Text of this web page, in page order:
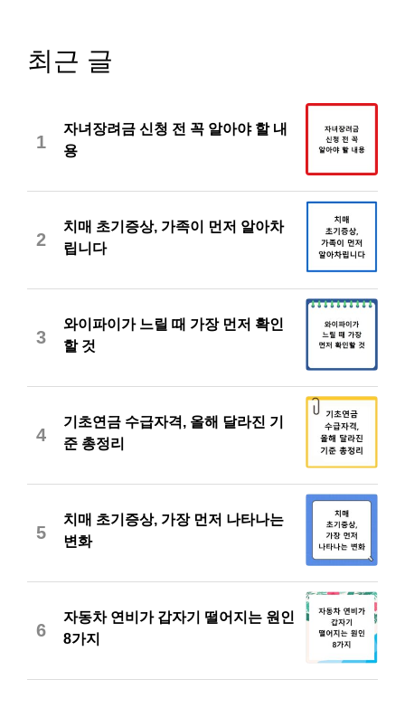
최근 글
1
자녀장려금 신청 전 꼭 알아야 할 내
용
2
치매 초기증상, 가족이 먼저 알아차
립니다
3
와이파이가 느릴 때 가장 먼저 확인
할 것
4
기초연금 수급자격, 올해 달라진 기
준 총정리
5
치매 초기증상, 가장 먼저 나타나는
변화
6
자동차 연비가 갑자기 떨어지는 원인
8가지